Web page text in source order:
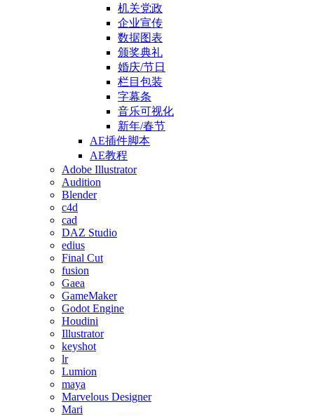
机关党政
企业宣传
数据图表
颁奖典礼
婚庆/节日
栏目包装
字幕条
音乐可视化
新年/春节
AE插件脚本
AE教程
Adobe Illustrator
Audition
Blender
c4d
cad
DAZ Studio
edius
Final Cut
fusion
Gaea
GameMaker
Godot Engine
Houdini
Illustrator
keyshot
lr
Lumion
maya
Marvelous Designer
Mari